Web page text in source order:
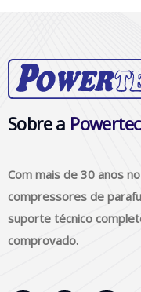
Sobre a
Com mais de 30 anos
compressores de
suporte técnico
comprovado.